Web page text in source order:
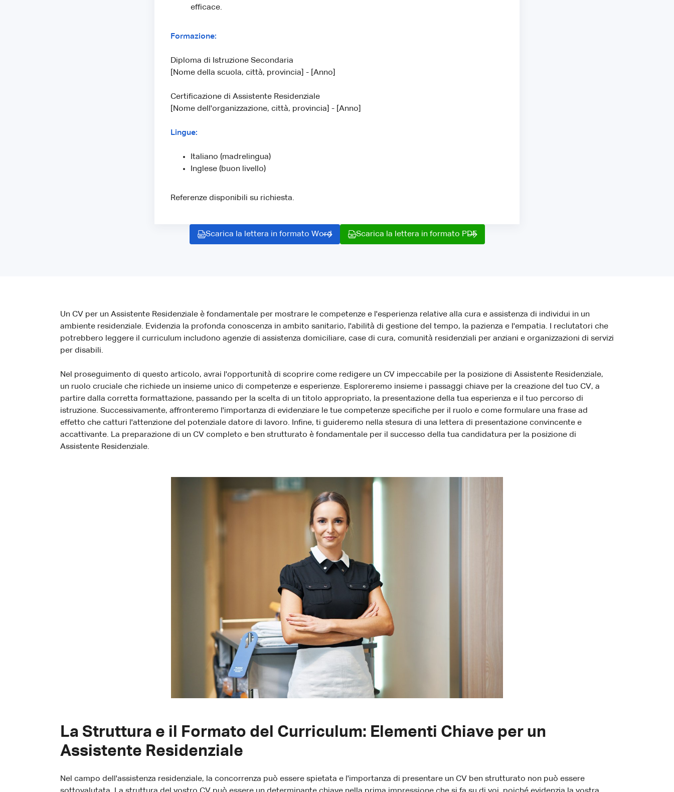
efficace.
Formazione:
Diploma di Istruzione Secondaria
[Nome della scuola, città, provincia] - [Anno]
Certificazione di Assistente Residenziale
[Nome dell'organizzazione, città, provincia] - [Anno]
Lingue:
Italiano (madrelingua)
Inglese (buon livello)
Referenze disponibili su richiesta.
Scarica la lettera in formato Word Scarica la lettera in formato PDF
Un CV per un Assistente Residenziale è fondamentale per mostrare le competenze e l'esperienza relative alla cura e assistenza di individui in un
ambiente residenziale. Evidenzia la profonda conoscenza in ambito sanitario, l'abilità di gestione del tempo, la pazienza e l'empatia. I reclutatori che
potrebbero leggere il curriculum includono agenzie di assistenza domiciliare, case di cura, comunità residenziali per anziani e organizzazioni di servizi
per disabili.
Nel proseguimento di questo articolo, avrai l'opportunità di scoprire come redigere un CV impeccabile per la posizione di Assistente Residenziale,
un ruolo cruciale che richiede un insieme unico di competenze e esperienze. Esploreremo insieme i passaggi chiave per la creazione del tuo CV, a
partire dalla corretta formattazione, passando per la scelta di un titolo appropriato, la presentazione della tua esperienza e il tuo percorso di
istruzione. Successivamente, affronteremo l'importanza di evidenziare le tue competenze specifiche per il ruolo e come formulare una frase ad
effetto che catturi l'attenzione del potenziale datore di lavoro. Infine, ti guideremo nella stesura di una lettera di presentazione convincente e
accattivante. La preparazione di un CV completo e ben strutturato è fondamentale per il successo della tua candidatura per la posizione di
Assistente Residenziale.
La Struttura e il Formato del Curriculum: Elementi Chiave per un
Assistente Residenziale
Nel campo dell'assistenza residenziale, la concorrenza può essere spietata e l'importanza di presentare un CV ben strutturato non può essere